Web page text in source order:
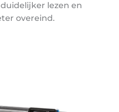
lezen en
overeind.